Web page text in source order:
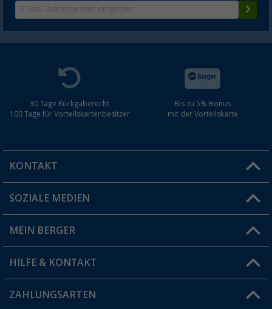
30 Tage Rückgaberecht
100 Tage für Vorteilskartenbesitzer
Bis zu 5% Bonus
mit der Vorteilskarte
KONTAKT
Du hast eine Frage?
Filiale finden
SOZIALE MEDIEN
MEIN BERGER
Vorteilskarte
Blog
HILFE & KONTAKT
FAQ & Kontakt
ZAHLUNGSARTEN